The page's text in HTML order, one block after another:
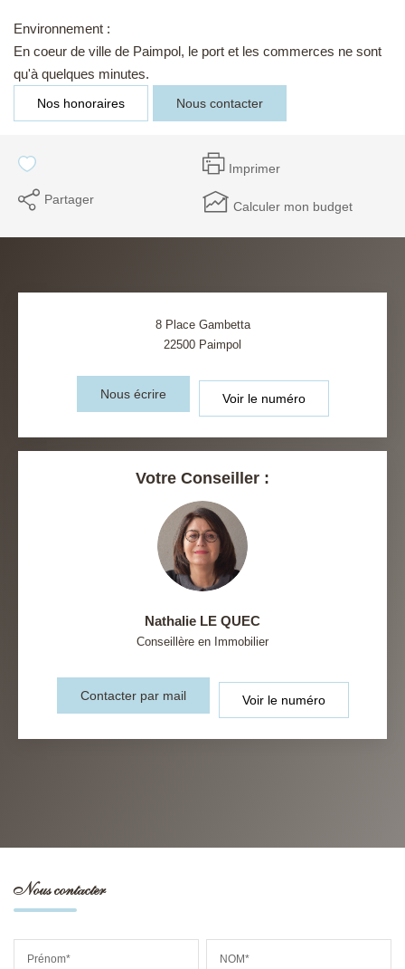
Environnement :
En coeur de ville de Paimpol, le port et les commerces ne sont
qu'à quelques minutes.
Nos honoraires Nous contacter
Imprimer
Partager Calculer mon budget
8 Place Gambetta
22500 Paimpol
Nous écrire Voir le numéro
Votre Conseiller :
Nathalie LE QUEC
Conseillère en Immobilier
Contacter par mail Voir le numéro
Nous contacter
Prénom* NOM*